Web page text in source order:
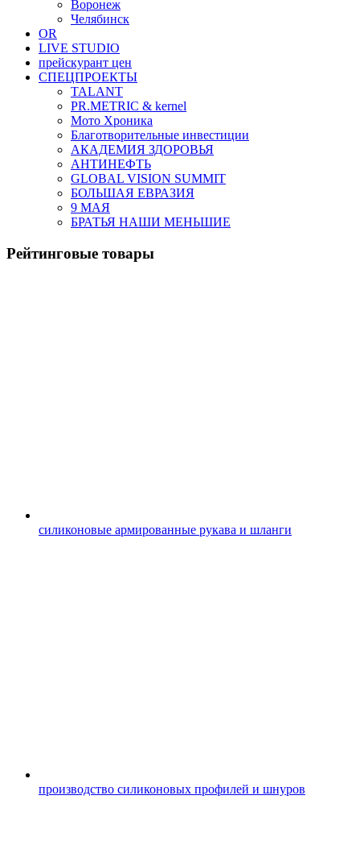
Воронеж
Челябинск
OR
LIVE STUDIO
прейскурант цен
СПЕЦПРОЕКТЫ
TALANT
PR.METRIC & kernel
Мото Хроника
Благотворительные инвестиции
АКАДЕМИЯ ЗДОРОВЬЯ
АНТИНЕФТЬ
GLOBAL VISION SUMMIT
БОЛЬШАЯ ЕВРАЗИЯ
9 МАЯ
БРАТЬЯ НАШИ МЕНЬШИЕ
Рейтинговые товары
силиконовые армированные рукава и шланги
производство силиконовых профилей и шнуров